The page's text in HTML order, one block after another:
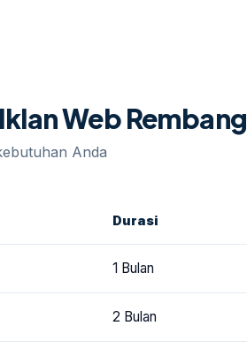
Web Rembang
Anda
Durasi
1 Bulan
2 Bulan